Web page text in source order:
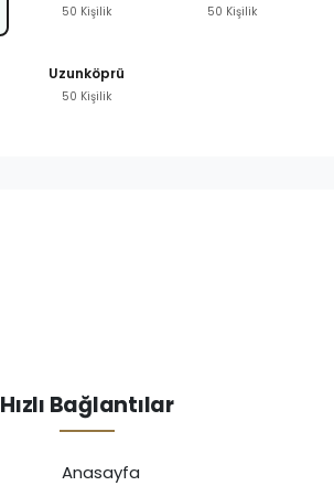
50 Kişilik 50 Kişilik
Uzunköprü
50 Kişilik
Hızlı Bağlantılar
Anasayfa